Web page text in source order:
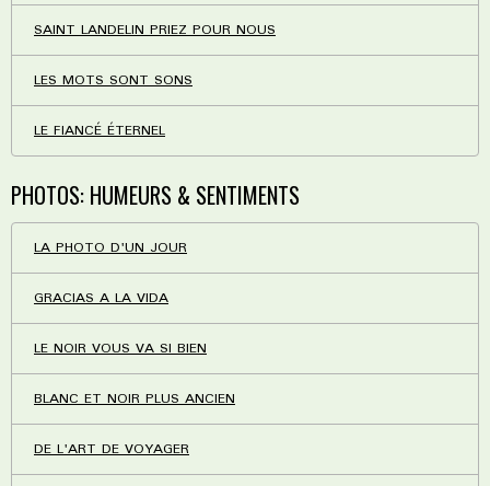
SAINT LANDELIN PRIEZ POUR NOUS
LES MOTS SONT SONS
LE FIANCÉ ÉTERNEL
PHOTOS: HUMEURS & SENTIMENTS
LA PHOTO D'UN JOUR
GRACIAS A LA VIDA
LE NOIR VOUS VA SI BIEN
BLANC ET NOIR PLUS ANCIEN
DE L'ART DE VOYAGER